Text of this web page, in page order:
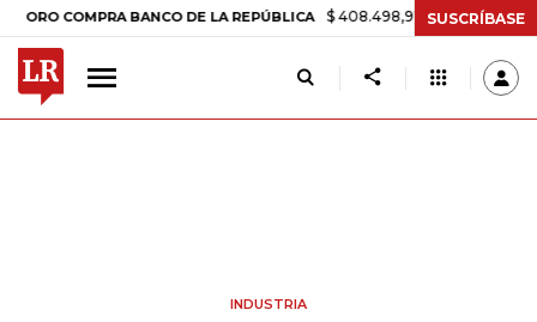
BANCO DE LA REPÚBLICA $ 408.498,97 +$ 8.753,81 +2,19%
SUSCRÍBASE
INDUSTRIA